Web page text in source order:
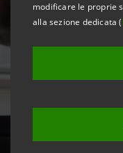
modificare le proprie
alla sezione dedicata (